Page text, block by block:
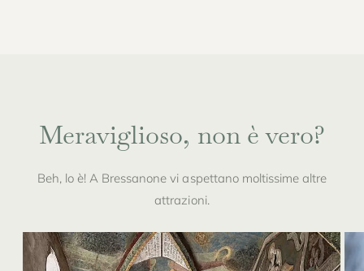
Meraviglioso, non è vero?
Beh, lo è! A Bressanone vi aspettano moltissime altre
attrazioni.